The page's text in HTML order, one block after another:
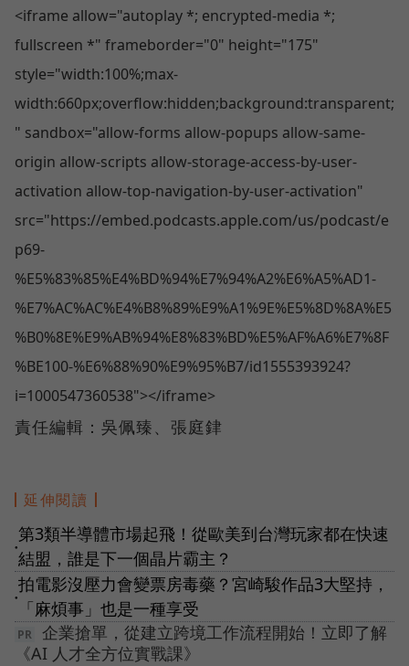
<iframe allow="autoplay *; encrypted-media *;
fullscreen *" frameborder="0" height="175"
style="width:100%;max-
width:660px;overflow:hidden;background:transparent;
" sandbox="allow-forms allow-popups allow-same-
origin allow-scripts allow-storage-access-by-user-
activation allow-top-navigation-by-user-activation"
src="https://embed.podcasts.apple.com/us/podcast/e
p69-
%E5%83%85%E4%BD%94%E7%94%A2%E6%A5%AD1-
%E7%AC%AC%E4%B8%89%E9%A1%9E%E5%8D%8A%E5
%B0%8E%E9%AB%94%E8%83%BD%E5%AF%A6%E7%8F
%BE100-%E6%88%90%E9%95%B7/id1555393924?
i=1000547360538"></iframe>
責任編輯：吳佩臻、張庭銉
延伸閱讀
●
第3類半導體市場起飛！從歐美到台灣玩家都在快速
結盟，誰是下一個晶片霸主？
●
拍電影沒壓力會變票房毒藥？宮崎駿作品3大堅持，
「麻煩事」也是一種享受
企業搶單，從建立跨境工作流程開始！立即了解
《AI 人才全方位實戰課》